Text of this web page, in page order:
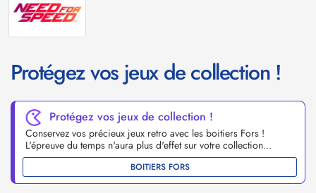
Protégez vos jeux de collection !
Protégez vos jeux de collection !
Conservez vos précieux jeux retro avec les boitiers Fors !
L'épreuve du temps n'aura plus d'effet sur votre collection...
BOITIERS FORS